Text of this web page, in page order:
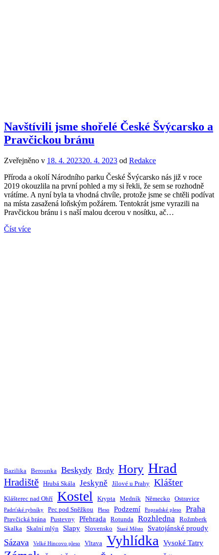
Navštívili jsme shořelé České Švýcarsko a
Pravčickou bránu
Zveřejněno v 18. 4. 202320. 4. 2023 od Redakce
Příroda a okolí Národního parku České Švýcarsko nás již v roce
2019 okouzlila na první pohled a my si řekli, že sem se rozhodně
vrátíme. A nyní byla ta vhodná chvíle, protože jsme se chtěli podívat
na místa zasažená loňským požárem. Tentokrát jsme vyrazili na
Pravčickou bránu i s naší malou dcerou v nosítku, ač…
Číst více
Bazilika Berounka Beskydy Brdy Hory Hrad
Hradiště Hrubá Skála Jeskyně Jílové u Prahy Klášter
Klášterec nad Ohří Kostel Krypta Medník Německo Ostravice
Padrťské rybníky Pec pod Sněžkou Pleso Podzemí Popradské pleso Praha
Pravčická brána Pustevny Přehrada Rotunda Rozhledna
Rožmberk
Skalka
Skalní mlýn Slapy Slovensko Staré Město Svatojánské proudy
Sázava Velké Hincovo pleso Vltava Vyhlídka Vysoké Tatry